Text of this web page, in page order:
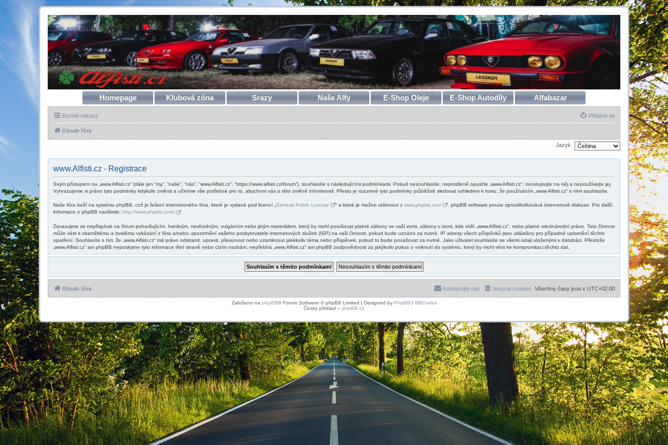
Homepage Klubová zóna Srazy Naše Alfy E-Shop Oleje E-Shop Autodíly Alfabazar
Rychlé odkazy Přihlásit se
Obsah fóra
Jazyk:
www.Alfisti.cz - Registrace
Svým přístupem na „www.Alfisti.cz“ (dále jen “my”, “naše”, “nás”, “www.Alfisti.cz”, “https://www.alfisti.cz/forum”), souhlasíte s následujícími podmínkami. Pokud nesouhlasíte, neprodleně opusťte „www.Alfisti.cz“, nevstupujte na něj a nepoužívejte jej.
Vyhrazujeme si právo tyto podmínky kdykoliv změnit a učiníme vše potřebné pro to, abychom vás o této změně informovali. Přesto je rozumné tyto podmínky průběžně sledovat vzhledem k tomu, že používáním „www.Alfisti.cz“ s nimi souhlasíte.
Naše fóra beží na systému phpBB, což je řešení internetového fóra, které je vydané pod licencí „ General Public License “ a které je možno stáhnout z www.phpbb.com
. phpBB software pouze zprostředkovává internetové diskuze. Pro další
informace o phpBB navštivte: http://www.phpbb.com/ .
Zavazujete se nepřispívat na fórum pohoršujícím, hanlivým, nevhodným, vulgárním nebo jiným materiálem, který by mohl porušovat platné zákony ve vaší zemi, zákony v zemi, kde sídlí „www.Alfisti.cz“, nebo platné mezinárodní právo. Tato činnost
může vést k okamžitému a trvalému vykázání z fóra a/nebo upozornění vašeho poskytovatele internetových služeb (ISP) na vaši činnost, pokud bude uznáno za nutné. IP adresy všech příspěvků jsou ukládány pro případné uplatnění těchto
opatření. Souhlasíte s tím, že „www.Alfisti.cz“ má právo odstranit, upravit, přesunout nebo uzamknout jakékoliv téma nebo příspěvek, pokud to bude považovat za nutné. Jako uživatel souhlasíte se všemi údaji uloženými v databázi. Přestože
„www.Alfisti.cz“ ani phpBB neposkytne tyto informace třetí straně nebo cizím osobám, nepřebírá „www.Alfisti.cz“ ani phpBB zodpovědnost za jakýkoliv pokus o vniknutí do systému, který by mohl vést ke kompromitaci těchto dat.
Obsah fóra Všechny časy jsou v UTC+02:00
Smazat cookies
Kontaktujte nás
Založeno na phpBB® Forum Software © phpBB Limited | Designed by PhpBB3 BBCodes
Český překlad – phpBB.cz